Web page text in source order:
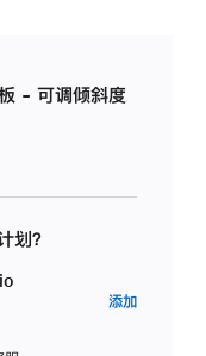
- 可调倾斜度
划？
添加